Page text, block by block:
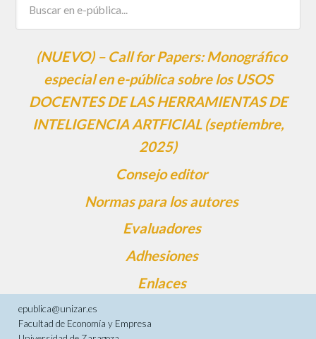
(NUEVO) – Call for Papers: Monográfico
especial en e-pública sobre los USOS
DOCENTES DE LAS HERRAMIENTAS DE
INTELIGENCIA ARTFICIAL (septiembre,
2025)
Consejo editor
Normas para los autores
Evaluadores
Adhesiones
Enlaces
epublica@unizar.es
Facultad de Economía y Empresa